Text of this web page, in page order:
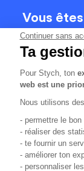
Continuer sans
Ta
Pour Stych, ton
web est une
Nous utilisons
- permettre le
- réaliser des
- te fournir un
- améliorer ton
- personnaliser
Vous
Code de la
Localisation
Tous les avis